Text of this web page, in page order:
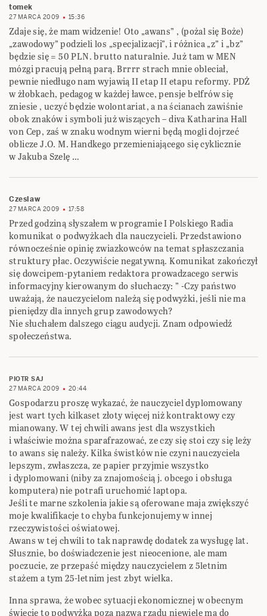
tomek
27 MARCA 2009 15:36
Zdaje się, że mam widzenie! Oto „awans” , (pożal się Boże)
„zawodowy” podzieli los „specjalizacji”, i różnica „z” i „bz”
będzie się = 50 PLN. brutto naturalnie. Już tam w MEN
mózgi pracują pełną parą. Brrrr strach mnie obleciał,
pewnie niedługo nam wyjawią II etap II etapu reformy. PDŻ
w żłobkach, pedagog w każdej ławce, pensje belfrów się
zniesie , uczyć będzie wolontariat, a na ścianach zawiśnie
obok znaków i symboli już wiszących – diva Katharina Hall
von Cep, zaś w znaku wodnym wierni będą mogli dojrzeć
oblicze J.O. M. Handkego przemieniającego się cyklicznie
w Jakuba Szelę …
Czeslaw
27 MARCA 2009 17:58
Przed godziną słyszałem w programie I Polskiego Radia
komunikat o podwyżkach dla nauczycieli. Przedstawiono
równocześnie opinię zwiazkowców na temat spłaszczania
struktury płac. Oczywiście negatywną. Komunikat zakończył
się dowcipem-pytaniem redaktora prowadzacego serwis
informacyjny kierowanym do słuchaczy: ” -Czy państwo
uważają, że nauczycielom należą się podwyżki, jeśli nie ma
pieniędzy dla innych grup zawodowych?
Nie słuchałem dalszego ciągu audycji. Znam odpowiedź
społeczeństwa.
PIOTR SAJ
27 MARCA 2009
20:44
Gospodarzu proszę wykazać, że nauczyciel dyplomowany
jest wart tych kilkaset złoty więcej niż kontraktowy czy
mianowany. W tej chwili awans jest dla wszystkich
i właściwie można sparafrazować, ze czy się stoi czy się leży
to awans się należy. Kilka świstków nie czyni nauczyciela
lepszym, zwłaszcza, ze papier przyjmie wszystko
i dyplomowani (niby za znajomością j. obcego i obsługa
komputera) nie potrafi uruchomić laptopa.
Jeśli te marne szkolenia jakie są oferowane maja zwiększyć
moje kwalifikacje to chyba funkcjonujemy w innej
rzeczywistości oświatowej.
Awans w tej chwili to tak naprawdę dodatek za wysługę lat.
Słusznie, bo doświadczenie jest nieocenione, ale mam
poczucie, ze przepaść między nauczycielem z 5letnim
stażem a tym 25-letnim jest zbyt wielka.
Inna sprawa, że wobec sytuacji ekonomicznej w obecnym
świecie to podwyżka poza nazwą rządu niewiele ma do